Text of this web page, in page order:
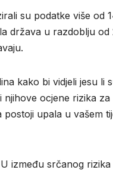
su podatke više od
država u razdoblju
kako bi vidjeli jesu
ocjene rizika
upala u vašem
između srčanog